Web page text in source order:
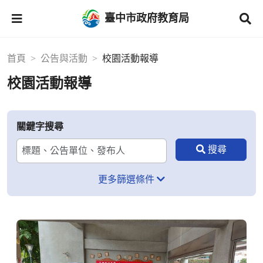
臺中市政府教育局
首頁 公告與活動 校園活動報導
校園活動報導
關鍵字搜尋
更多篩選條件